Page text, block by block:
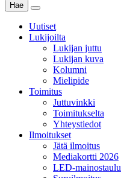
Hae
Main
Menu
Uutiset
Lukijoilta
Lukijan juttu
Lukijan kuva
Kolumni
Mielipide
Toimitus
Juttuvinkki
Toimitukselta
Yhteystiedot
Ilmoitukset
Jätä ilmoitus
Mediakortti 2026
LED-mainostaulu